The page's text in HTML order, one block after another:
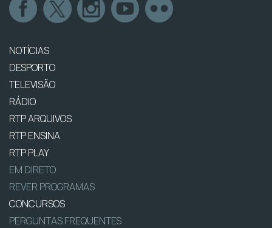
NOTÍCIAS
DESPORTO
TELEVISÃO
RÁDIO
RTP ARQUIVOS
RTP ENSINA
RTP PLAY
EM DIRETO
REVER PROGRAMAS
CONCURSOS
PERGUNTAS FREQUENTES